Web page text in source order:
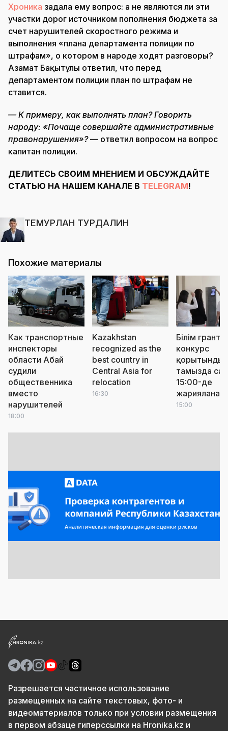
Хроника задала ему вопрос: а не являются ли эти
участки дорог источником пополнения бюджета за
счет нарушителей скоростного режима и
выполнения «плана департамента полиции по
штрафам», о котором в народе ходят разговоры?
Азамат Бақытұлы ответил, что перед
департаментом полиции план по штрафам не
ставится.
— К примеру, как выполнять план? Говорить
народу: «Почаще совершайте административные
правонарушения»?— ответил вопросом на вопрос
капитан полиции.
ДЕЛИТЕСЬ СВОИМ МНЕНИЕМ И ОБСУЖДАЙТЕ
СТАТЬЮ НА НАШЕМ КАНАЛЕ В TELEGRAM!
ТЕМУРЛАН ТУРДАЛИН
Похожие материалы
Как транспортные
инспекторы
области Абай
судили
общественника
вместо
нарушителей
18:00
Kazakhstan
recognized as the
best country in
Central Asia for
relocation
16:30
Білім
конкурс
тамызда
15:00-де
15:00
Разрешается частичное использование
размещенных на сайте текстовых, фото- и
видеоматериалов только при условии размещения
в первом абзаце гиперссылки на Hronika.kz и